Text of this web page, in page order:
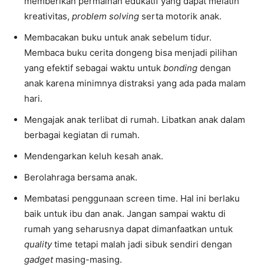
kreativitas, problem solving serta motorik anak.
Membacakan buku untuk anak sebelum tidur.
Membaca buku cerita dongeng bisa menjadi pilihan
yang efektif sebagai waktu untuk bonding dengan
anak karena minimnya distraksi yang ada pada malam
hari.
Mengajak anak terlibat di rumah. Libatkan anak dalam
berbagai kegiatan di rumah.
Mendengarkan keluh kesah anak.
Berolahraga bersama anak.
Membatasi penggunaan screen time. Hal ini berlaku
baik untuk ibu dan anak. Jangan sampai waktu di
rumah yang seharusnya dapat dimanfaatkan untuk
qualitytime tetapi malah jadi sibuk sendiri dengan
gadgetmasing-masing.